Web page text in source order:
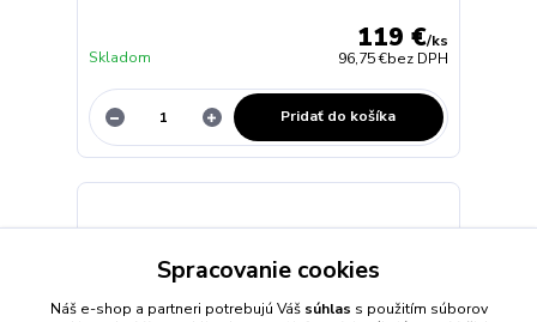
119 €/ks
96,75 €bez DPH
Skladom
Pridať do košíka
Spracovanie cookies
Náš e-shop a partneri potrebujú Váš súhlas s použitím súborov